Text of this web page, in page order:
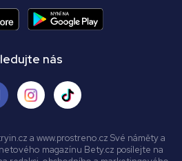
nás
a www.prostreno.cz Své náměty a
magazínu Bety.cz posílejte na